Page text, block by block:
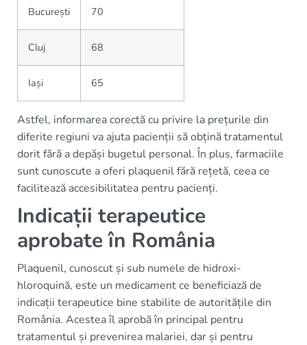
București 70
Cluj 68
Iași 65
Astfel, informarea corectă cu privire la prețurile din
diferite regiuni va ajuta pacienții să obțină tratamentul
dorit fără a depăși bugetul personal. În plus, farmaciile
sunt cunoscute a oferi plaquenil fără rețetă, ceea ce
facilitează accesibilitatea pentru pacienți.
Indicații terapeutice
aprobate în România
Plaquenil, cunoscut și sub numele de hidroxi-
hloroquină, este un medicament ce beneficiază de
indicații terapeutice bine stabilite de autoritățile din
România. Acestea îl aprobă în principal pentru
tratamentul și prevenirea malariei, dar și pentru